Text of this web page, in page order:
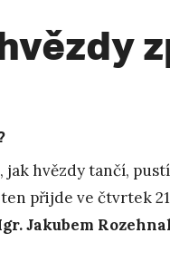
jak hvězdy tančí,
přijde ve čtvrtek
Jakubem